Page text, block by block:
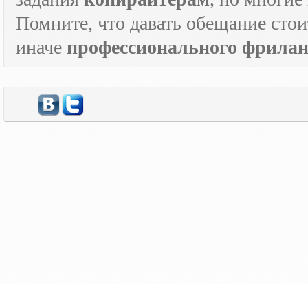
Помните, что давать обещание
иначе профессионального